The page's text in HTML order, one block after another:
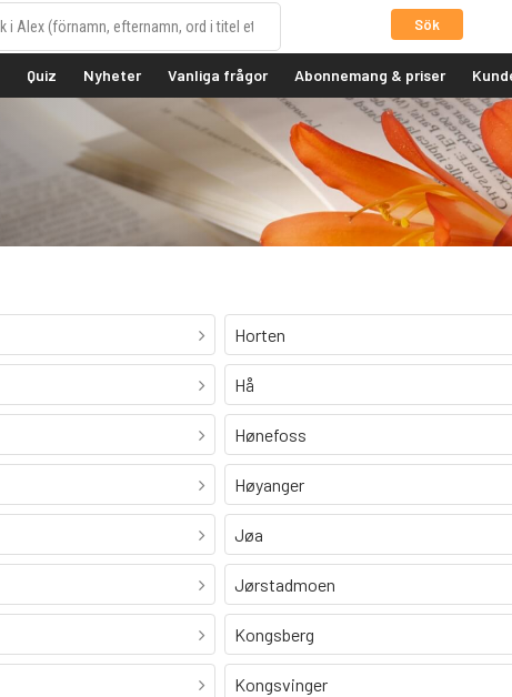
Sök
Quiz Nyheter Vanliga frågor Abonnemang & priser
Horten
Hå
Hønefoss
Høyanger
Jøa
Jørstadmoen
Kongsberg
Kongsvinger